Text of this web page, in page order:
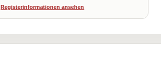
Registerinformationen ansehen